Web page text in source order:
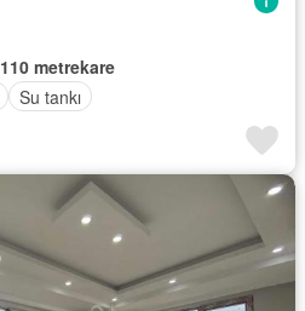
110 metrekare
Su tankı